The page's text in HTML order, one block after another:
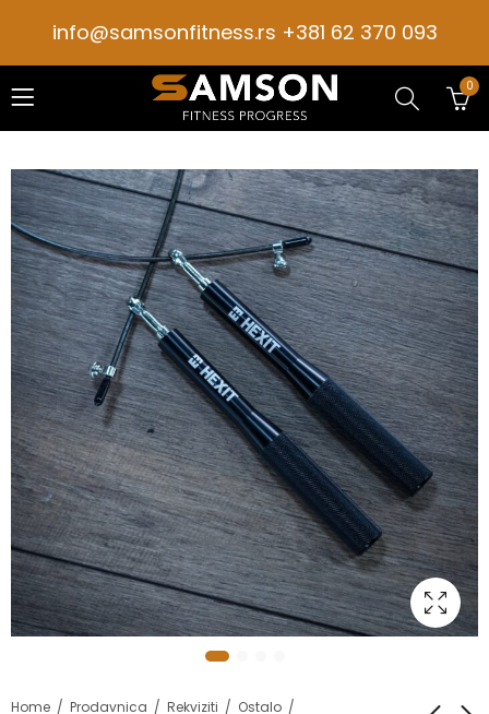
info@samsonfitness.rs +381 62 370 093
0
Home Prodavnica Rekviziti Ostalo